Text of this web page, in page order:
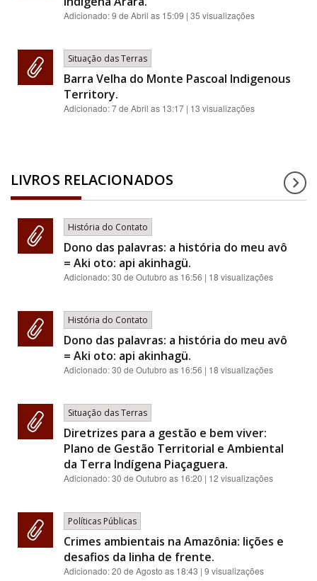
Adicionado:9 de Abril as 15:09 | 35 visualizações
Situação das Terras
Barra Velha do Monte Pascoal Indigenous
Territory.
Adicionado:7 de Abril as 13:17 | 13 visualizações
LIVROS RELACIONADOS
História do Contato
Dono das palavras: a história do meu avô
= Aki oto: api akinhagü.
Adicionado:30 de Outubro as 16:56 | 18 visualizações
História do Contato
Dono das palavras: a história do meu avô
= Aki oto: api akinhagü.
Adicionado:30 de Outubro as 16:56 | 18 visualizações
Situação das Terras
Diretrizes para a gestão e bem viver:
Plano de Gestão Territorial e Ambiental
da Terra Indígena Piaçaguera.
Adicionado:30 de Outubro as 16:20 | 12 visualizações
Políticas Públicas
Crimes ambientais na Amazônia: lições e
desafios da linha de frente.
Adicionado:20 de Agosto as 18:43 | 9 visualizações